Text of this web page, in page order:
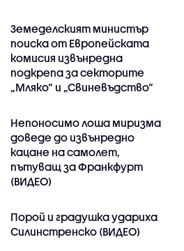
Земеделският министър
поиска от Европейската
комисия извънредна
подкрепа за секторите
„Мляко“ и „Свиневъдство“
Непоносимо лоша миризма
доведе до извънредно
кацане на самолет,
пътуващ за Франкфурт
(ВИДЕО)
Порой и градушка удариха
Силинстренско (ВИДЕО)